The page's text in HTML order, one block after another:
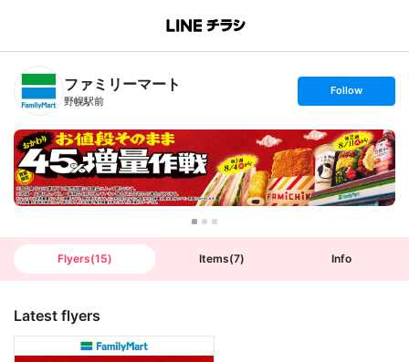
B
n
T
ファミリーマート
野幌駅前
s
t
o
l
l
o
w
Follow
Flyers(15) Items(7) Info
Latest flyers